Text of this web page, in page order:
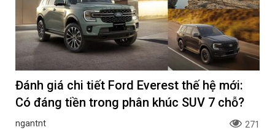
Đánh giá chi tiết Ford Everest thế hệ mới:
Có đáng tiền trong phân khúc SUV 7 chỗ?
ngantnt 271